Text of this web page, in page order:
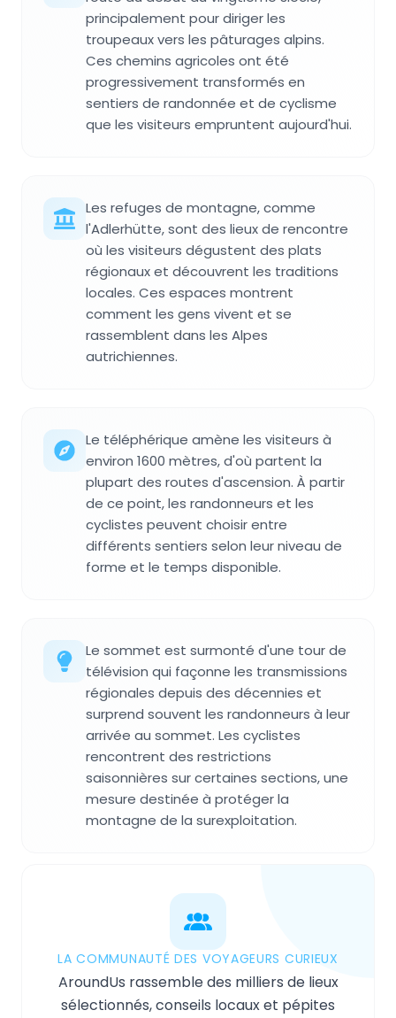
principalement pour diriger les
troupeaux vers les pâturages alpins.
Ces chemins agricoles ont été
progressivement transformés en
sentiers de randonnée et de cyclisme
que les visiteurs empruntent aujourd'hui.
Les refuges de montagne, comme
l'Adlerhütte, sont des lieux de rencontre
où les visiteurs dégustent des plats
régionaux et découvrent les traditions
locales. Ces espaces montrent
comment les gens vivent et se
rassemblent dans les Alpes
autrichiennes.
Le téléphérique amène les visiteurs à
environ 1600 mètres, d'où partent la
plupart des routes d'ascension. À partir
de ce point, les randonneurs et les
cyclistes peuvent choisir entre
différents sentiers selon leur niveau de
forme et le temps disponible.
Le sommet est surmonté d'une tour de
télévision qui façonne les transmissions
régionales depuis des décennies et
surprend souvent les randonneurs à leur
arrivée au sommet. Les cyclistes
rencontrent des restrictions
saisonnières sur certaines sections, une
mesure destinée à protéger la
montagne de la surexploitation.
LA COMMUNAUTÉ DES VOYAGEURS CURIEUX
AroundUs rassemble des milliers de lieux
sélectionnés, conseils locaux et pépites